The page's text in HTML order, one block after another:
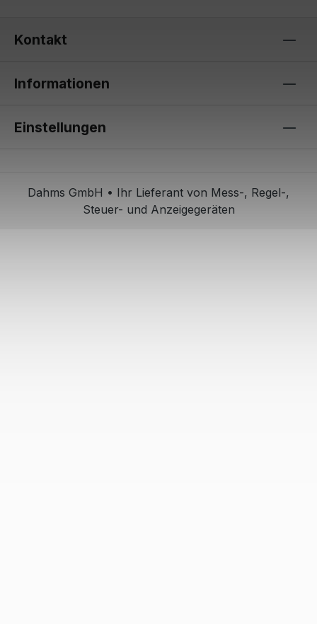
Kontakt
Informationen
Einstellungen
Dahms GmbH • Ihr Lieferant von Mess-, Regel-,
Steuer- und Anzeigegeräten